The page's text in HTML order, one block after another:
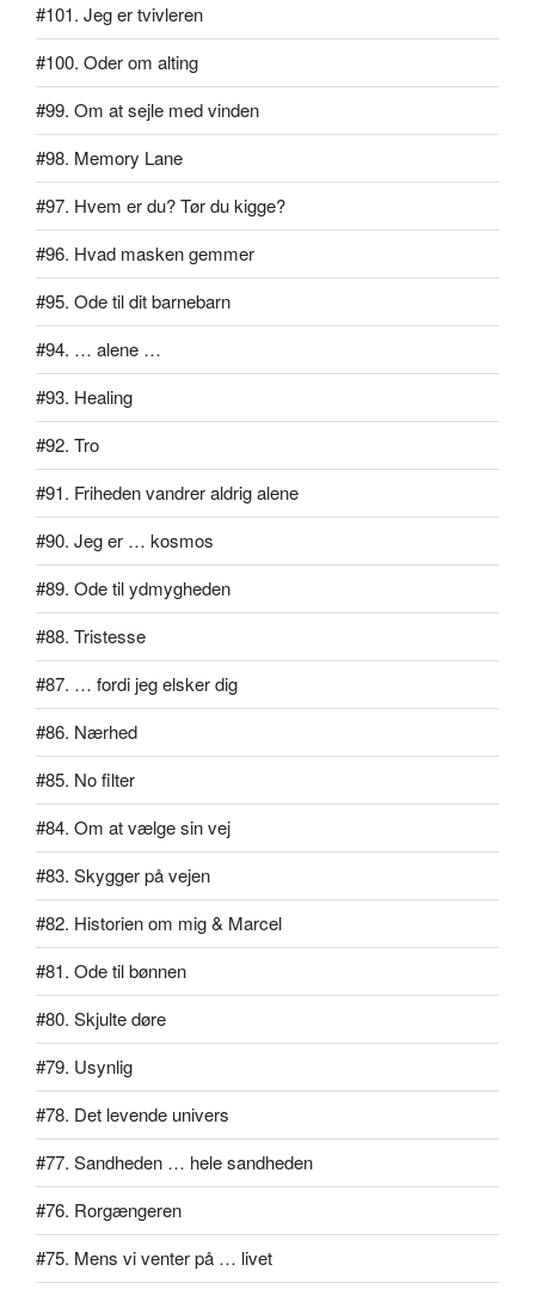
#101. Jeg er tvivleren
#100. Oder om alting
#99. Om at sejle med vinden
#98. Memory Lane
#97. Hvem er du? Tør du kigge?
#96. Hvad masken gemmer
#95. Ode til dit barnebarn
#94. … alene …
#93. Healing
#92. Tro
#91. Friheden vandrer aldrig alene
#90. Jeg er … kosmos
#89. Ode til ydmygheden
#88. Tristesse
#87. … fordi jeg elsker dig
#86. Nærhed
#85. No filter
#84. Om at vælge sin vej
#83. Skygger på vejen
#82. Historien om mig & Marcel
#81. Ode til bønnen
#80. Skjulte døre
#79. Usynlig
#78. Det levende univers
#77. Sandheden … hele sandheden
#76. Rorgængeren
#75. Mens vi venter på … livet